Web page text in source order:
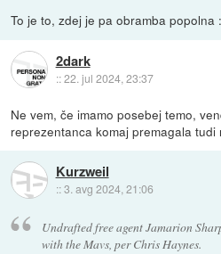
To je to, zdej je pa obramba popolna
2dark
::22. jul 2024, 23:37
Ne vem, če imamo posebej temo,
reprezentanca komaj premagala tudi
Kurzweil
::3. avg 2024, 21:06
Undrafted free agent Jamarion
with the Mavs, per Chris Haynes.